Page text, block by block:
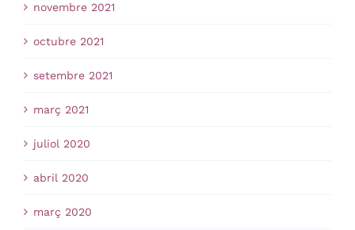
novembre 2021
octubre 2021
setembre 2021
març 2021
juliol 2020
abril 2020
març 2020